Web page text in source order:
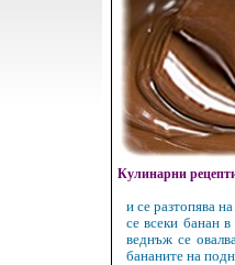
Кулинарни
и се разтопява
се всеки банан
веднъж се
бананите на